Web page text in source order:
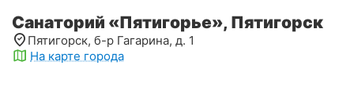
Санаторий «Пятигорье», Пятигорск
Пятигорск, б-р Гагарина, д. 1
На карте города